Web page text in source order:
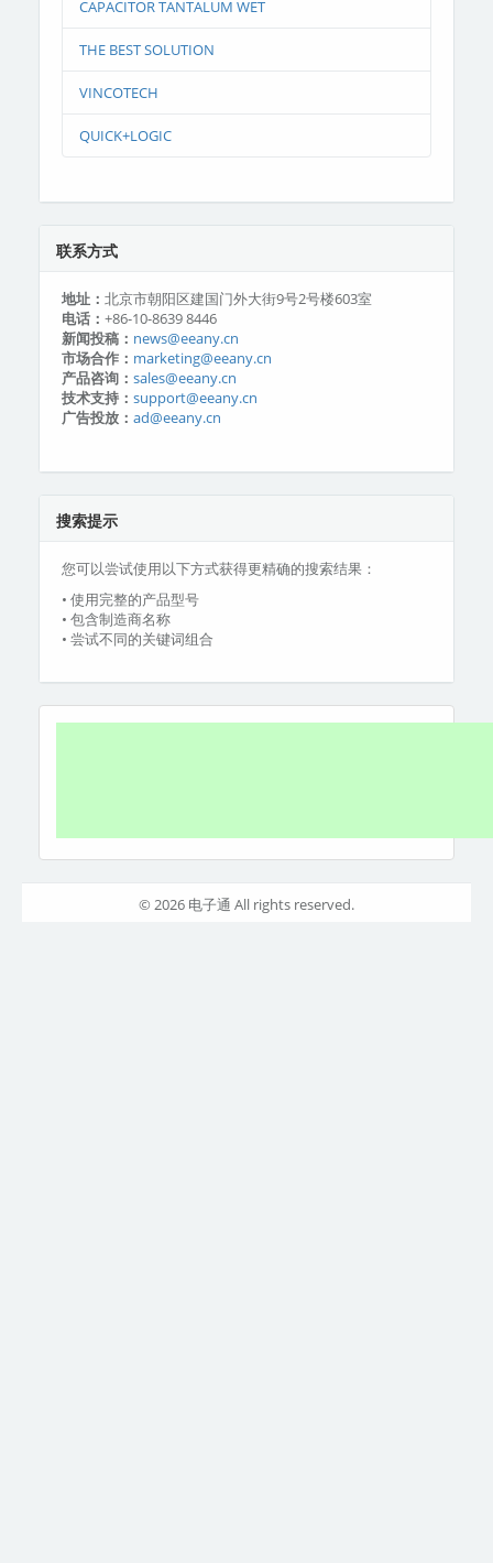
CAPACITOR TANTALUM WET
THE BEST SOLUTION
VINCOTECH
QUICK+LOGIC
联系方式
地址： 北京市朝阳区建国门外大街9号2号楼603室
电话： +86-10-8639 8446
新闻投稿： news@eeany.cn
市场合作： marketing@eeany.cn
产品咨询： sales@eeany.cn
技术支持： support@eeany.cn
广告投放： ad@eeany.cn
搜索提示
您可以尝试使用以下方式获得更精确的搜索结果：
• 使用完整的产品型号
• 包含制造商名称
• 尝试不同的关键词组合
© 2026 电子通 All rights reserved.